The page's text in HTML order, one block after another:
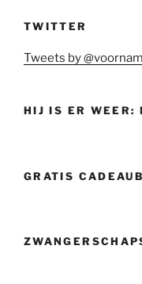
TWITTER
Tweets by
HIJ IS ER WEER:
GRATIS